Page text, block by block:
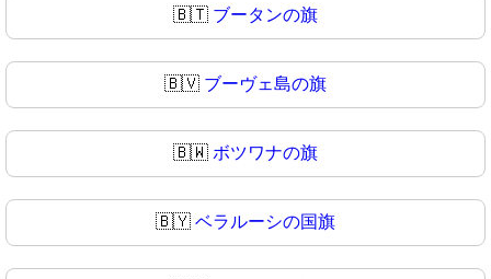
🇧🇹 ブータンの旗
🇧🇻 ブーヴェ島の旗
🇧🇼 ボツワナの旗
🇧🇾 ベラルーシの国旗